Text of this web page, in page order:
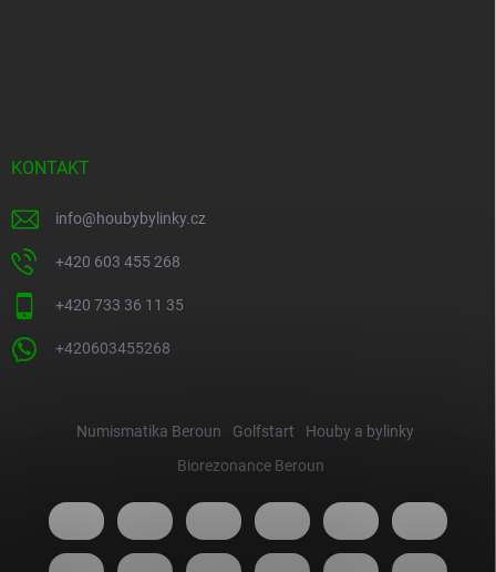
KONTAKT
info@houbybylinky.cz
+420 603 455 268
+420 733 36 11 35
+420603455268
Numismatika Beroun Golfstart
Houby a bylinky
Biorezonance Beroun